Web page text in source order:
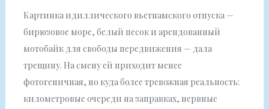
Картинка идиллического вьетнамского отпуска —
бирюзовое море, белый песок и арендованный
мотобайк для свободы передвижения — дала
трещину. На смену ей приходит менее
фотогеничная, но куда более тревожная реальность:
километровые очереди на заправках, нервные